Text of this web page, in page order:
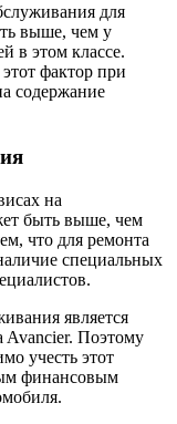
для
выше, чем у
в этом классе.
фактор при
содержание
на
быть выше, чем
что для ремонта
специальных
является
Avancier. Поэтому
учесть этот
финансовым